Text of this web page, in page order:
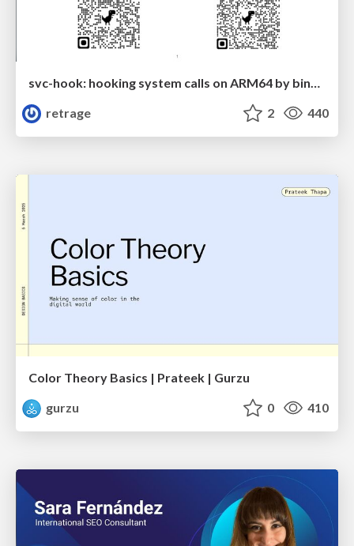
svc-hook: hooking system calls on ARM64 by binary rewriting
retrage
2 440
Color Theory Basics | Prateek | Gurzu
gurzu
0 410